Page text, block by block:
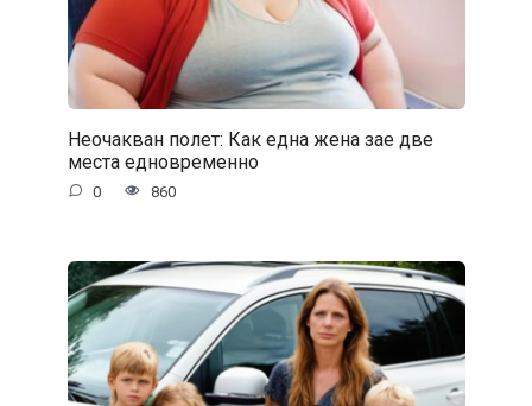
Неочакван полет: Как една жена зае две
места едновременно
0 860